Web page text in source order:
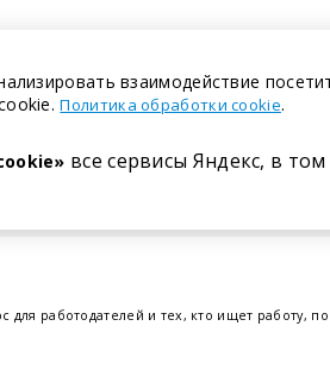
для работодателей и тех, кто ищет работу,
взаимодействие
Политика обработки cookie.
все сервисы Яндекс, в